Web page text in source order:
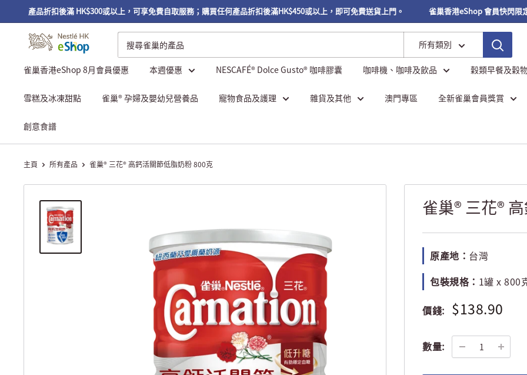
】產品折扣後滿 HK$300或以上，可享免費自取服務；購買任何產品折扣後滿HK$450或以上，即可免費送貨上門。 雀巢香港eShop 會員快閃限定
所有類別
雀巢香港eShop 8月會員優惠 本週優惠 NESCAFÉ® Dolce Gusto® 咖啡膠囊 咖啡機、咖啡及飲品 穀類早餐及穀
雪糕及冰凍甜點 雀巢® 孕婦及嬰幼兒營養品 寵物食品及護理 雜貨及其他 澳門專區 全新雀巢會員獎賞
創意食譜
主頁 所有產品 雀巢® 三花® 高鈣活關節低脂奶粉 800克
雀巢® 三花®
原產地： 台灣
包裝規格： 1罐 x 800
價錢: $138.90
數量: